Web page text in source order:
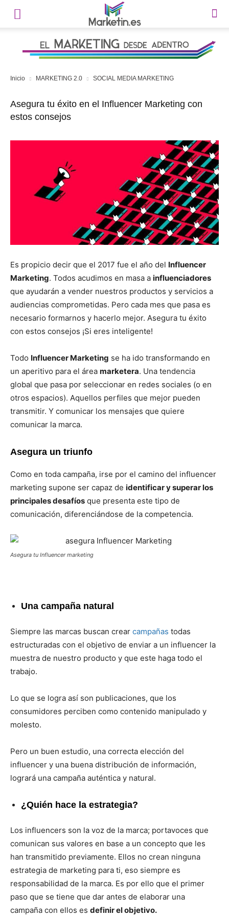
Inicio MARKETING 2.0 SOCIAL MEDIA MARKETING
Asegura tu éxito en el Influencer Marketing con
estos consejos
Es propicio decir que el 2017 fue el año del Influencer
Marketing. Todos acudimos en masa a influenciadores
que ayudarán a vender nuestros productos y servicios a
audiencias comprometidas. Pero cada mes que pasa es
necesario formarnos y hacerlo mejor. Asegura tu éxito
con estos consejos ¡Si eres inteligente!
Todo Influencer Marketing se ha ido transformando en
un aperitivo para el área marketera. Una tendencia
global que pasa por seleccionar en redes sociales (o en
otros espacios). Aquellos perfiles que mejor pueden
transmitir. Y comunicar los mensajes que quiere
comunicar la marca.
Asegura un triunfo
Como en toda campaña, irse por el camino del influencer
marketing supone ser capaz de identificar y superar los
principales desafíos que presenta este tipo de
comunicación, diferenciándose de la competencia.
Asegura tu Influencer marketing
Una campaña natural
Siempre las marcas buscan crear campañas todas
estructuradas con el objetivo de enviar a un influencer la
muestra de nuestro producto y que este haga todo el
trabajo.
Lo que se logra así son publicaciones, que los
consumidores perciben como contenido manipulado y
molesto.
Pero un buen estudio, una correcta elección del
influencer y una buena distribución de información,
logrará una campaña auténtica y natural.
¿Quién hace la estrategia?
Los influencers son la voz de la marca; portavoces que
comunican sus valores en base a un concepto que les
han transmitido previamente. Ellos no crean ninguna
estrategia de marketing para ti, eso siempre es
responsabilidad de la marca. Es por ello que el primer
paso que se tiene que dar antes de elaborar una
campaña con ellos es definir el objetivo.